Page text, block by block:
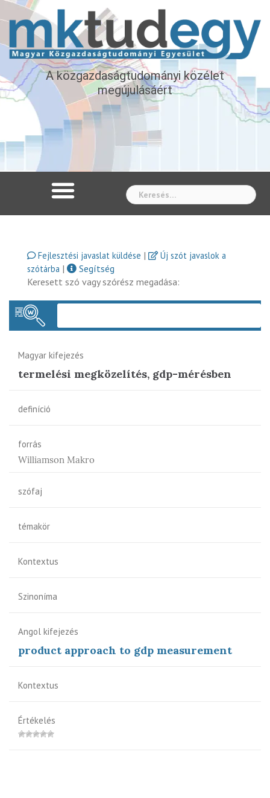
A közgazdaságtudományi közélet
megújulásáért
Fejlesztési javaslat küldése |
Új szót javaslok a
szótárba |
Segítség
Keresett szó vagy szórész megadása:
Magyar kifejezés
termelési megközelítés, gdp-mérésben
definíció
forrás
Williamson Makro
szófaj
témakör
Kontextus
Szinoníma
Angol kifejezés
product approach to gdp measurement
Kontextus
Értékelés